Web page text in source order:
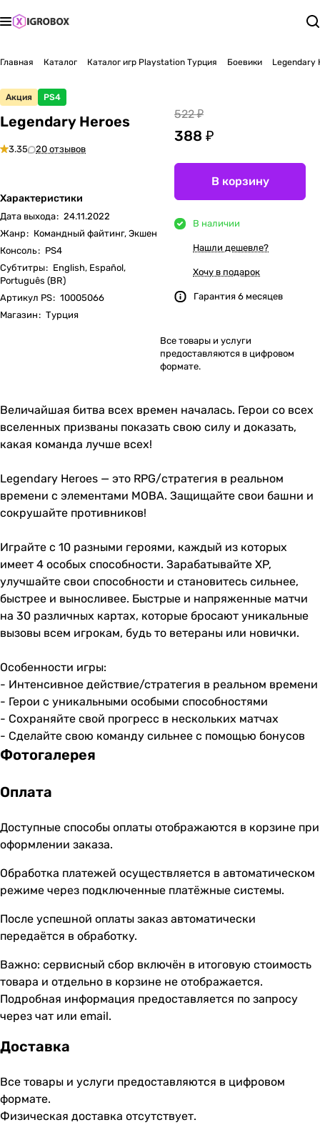
Главная Каталог Каталог игр Playstation Турция Боевики Legendary
Акция PS4
Legendary Heroes
3.35 20 отзывов
Характеристики
Дата выхода: 24.11.2022
Жанр: Командный файтинг, Экшен
Консоль: PS4
Субтитры: English, Español,
Português (BR)
Артикул PS: 10005066
Магазин: Турция
522 ₽
388 ₽
В корзину
В наличии
Нашли дешевле?
Хочу в подарок
Гарантия 6 месяцев
Все товары и услуги
предоставляются в цифровом
формате.
Величайшая битва всех времен началась. Герои со всех
вселенных призваны показать свою силу и доказать,
какая команда лучше всех!
Legendary Heroes — это RPG/стратегия в реальном
времени с элементами MOBA. Защищайте свои башни и
сокрушайте противников!
Играйте с 10 разными героями, каждый из которых
имеет 4 особых способности. Зарабатывайте XP,
улучшайте свои способности и становитесь сильнее,
быстрее и выносливее. Быстрые и напряженные матчи
на 30 различных картах, которые бросают уникальные
вызовы всем игрокам, будь то ветераны или новички.
Особенности игры:
- Интенсивное действие/стратегия в реальном времени
- Герои с уникальными особыми способностями
- Сохраняйте свой прогресс в нескольких матчах
- Сделайте свою команду сильнее с помощью бонусов
Фотогалерея
Оплата
Доступные способы оплаты отображаются в корзине при
оформлении заказа.
Обработка платежей осуществляется в автоматическом
режиме через подключенные платёжные системы.
После успешной оплаты заказ автоматически
передаётся в обработку.
Важно: сервисный сбор включён в итоговую стоимость
товара и отдельно в корзине не отображается.
Подробная информация предоставляется по запросу
через чат или email.
Доставка
Все товары и услуги предоставляются в цифровом
формате.
Физическая доставка отсутствует.